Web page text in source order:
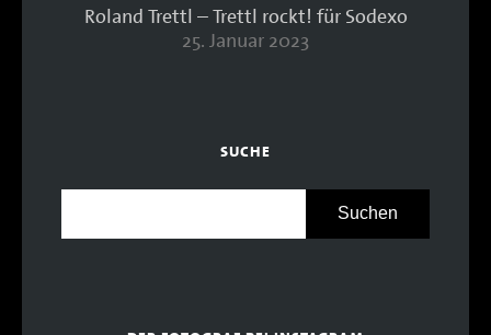
Roland Trettl – Trettl rockt! für Sodexo
25. Januar 2023
SUCHE